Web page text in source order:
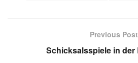
Previous Post
Schicksalsspiele in